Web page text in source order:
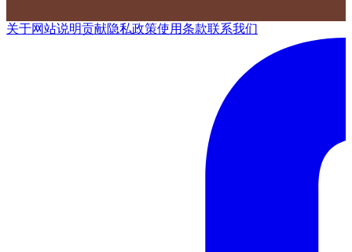
关于网站说明贡献隐私政策使用条款联系我们